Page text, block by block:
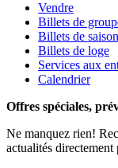
Vendre
Billets de
Billets de saison
Billets de loge
Services aux
Calendrier
Offres spéciales,
Ne manquez rien!
actualités